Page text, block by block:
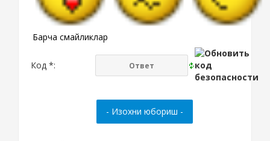
Барча смайликлар
Код *: